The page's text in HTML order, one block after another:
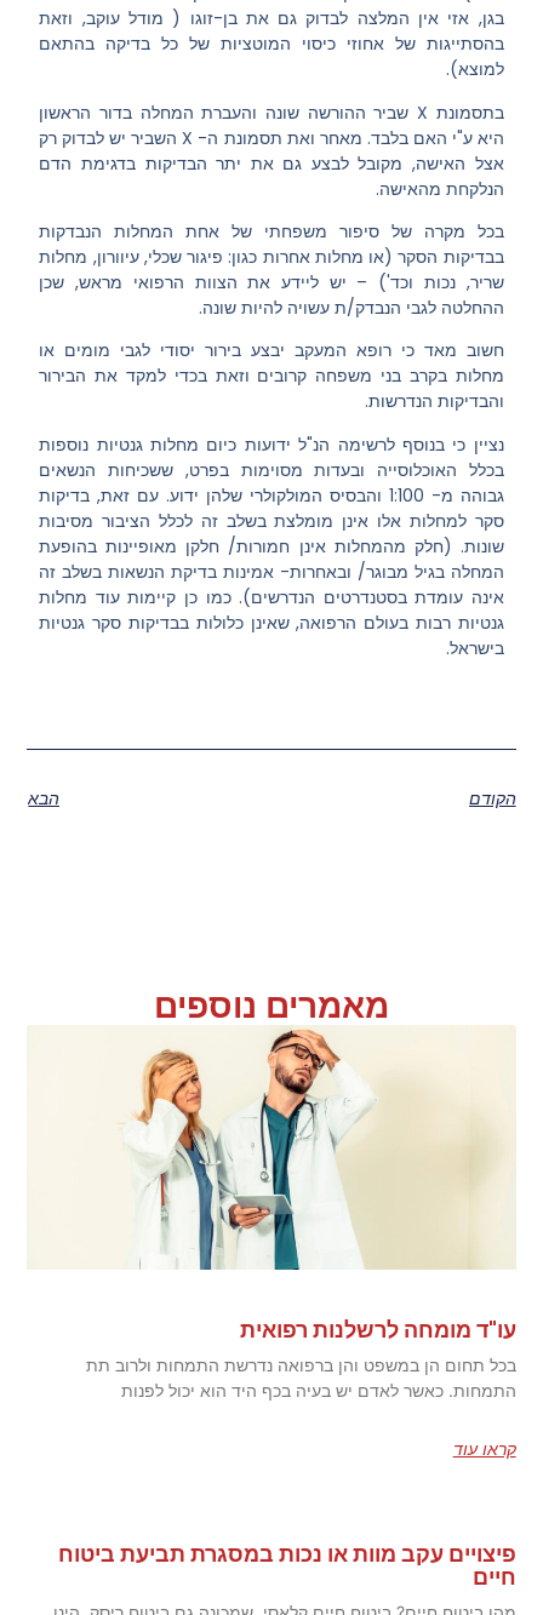
בגן, אזי אין המלצה לבדוק גם את בן-זוגו ( מודל עוקב, וזאת
בהסתייגות של אחוזי כיסוי המוטציות של כל בדיקה בהתאם
למוצא).
בתסמונת X שביר ההורשה שונה והעברת המחלה בדור הראשון
היא ע"י האם בלבד.
מאחר ואת תסמונת ה- X השביר יש לבדוק רק
אצל האישה, מקובל לבצע גם את יתר הבדיקות בדגימת הדם
הנלקחת מהאישה.
בכל מקרה של סיפור משפחתי של אחת המחלות הנבדקות
בבדיקות הסקר (או מחלות אחרות כגון: פיגור שכלי, עיוורון, מחלות
שריר, נכות וכד') – יש ליידע את הצוות הרפואי מראש, שכן
ההחלטה לגבי הנבדק/ת עשויה להיות שונה.
חשוב מאד כי רופא המעקב יבצע בירור יסודי לגבי מומים או
מחלות בקרב בני משפחה קרובים וזאת בכדי למקד את הבירור
והבדיקות הנדרשות.
נציין כי בנוסף לרשימה הנ"ל ידועות כיום מחלות גנטיות נוספות
בכלל האוכלוסייה ובעדות מסוימות בפרט, ששכיחות הנשאים
גבוהה מ- 1:100 והבסיס המולקולרי שלהן ידוע. עם זאת, בדיקות
סקר למחלות אלו אינן מומלצת בשלב זה לכלל הציבור מסיבות
שונות. (חלק מהמחלות אינן חמורות/ חלקן מאופיינות בהופעת
המחלה בגיל מבוגר/ ובאחרות- אמינות בדיקת הנשאות בשלב זה
אינה עומדת בסטנדרטים הנדרשים). כמו כן קיימות עוד מחלות
גנטיות רבות בעולם הרפואה, שאינן כלולות בבדיקות סקר גנטיות
בישראל.
הקודם הבא
מאמרים נוספים
עו"ד מומחה לרשלנות רפואית
בכל תחום הן במשפט והן ברפואה נדרשת התמחות ולרוב תת
התמחות. כאשר לאדם יש בעיה בכף היד הוא יכול לפנות
קראו עוד
פיצויים עקב מוות או נכות במסגרת תביעת ביטוח
חיים